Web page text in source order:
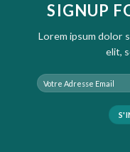
SIGNUP
Lorem ipsum dolor
elit,